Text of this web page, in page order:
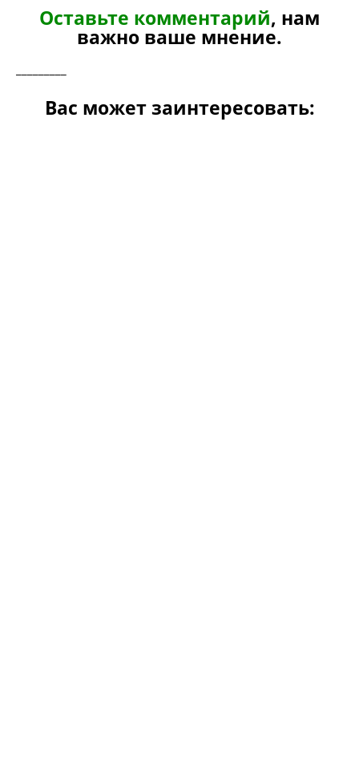
Оставьте комментарий, нам
важно ваше мнение.
Вас может заинтересовать: